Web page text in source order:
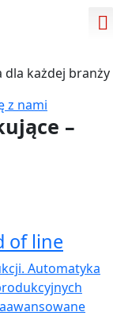
każdej branży
z nami
–
of line
Automatyka